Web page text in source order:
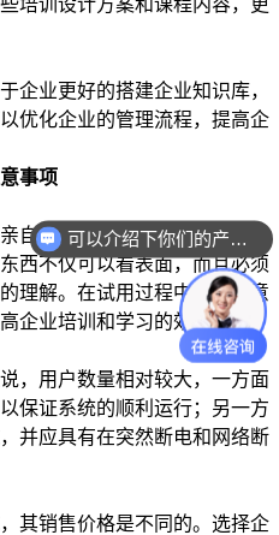
业更好的搭建企业知识库，
优化企业的管理流程，提高企
事项
尝试一下，或者询问一下过
西不仅可以看表面，而且必须
理解。在试用过程中，应注意
企业培训和学习的效率。
用户数量相对较大，一方面
保证系统的顺利运行；另一方
并应具有在突然断电和网络断
销售价格是不同的。选择企
可以介绍下你们的产品么？